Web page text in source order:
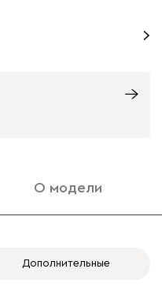
О модели
Дополнительные